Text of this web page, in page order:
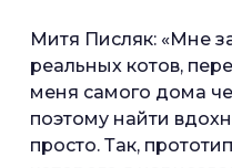
Митя Писляк: «Мне
реальных котов,
меня самого дома
поэтому найти
просто. Так,